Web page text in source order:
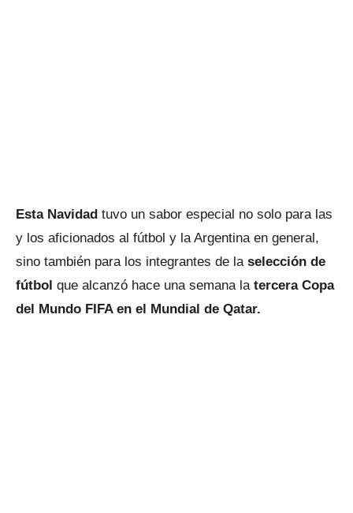
Esta Navidad tuvo un sabor especial no solo para las
y los aficionados al fútbol y la Argentina en general,
sino también para los integrantes de la selección de
fútbol que alcanzó hace una semana latercera Copa
del Mundo FIFA en el Mundial de Qatar.